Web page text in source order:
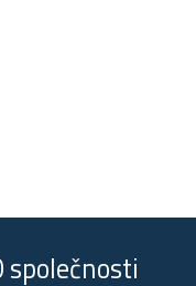
společnosti